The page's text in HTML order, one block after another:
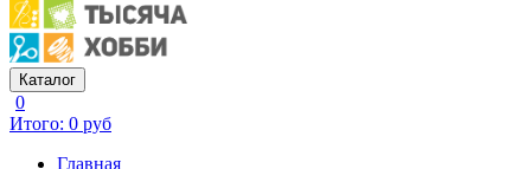
Каталог
0
Итого: 0 руб
Главная